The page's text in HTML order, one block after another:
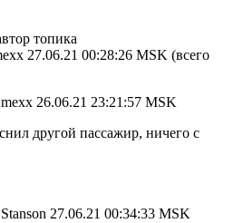
топика
27.06.21 00:28:26 MSK (всего
26.06.21 23:21:57 MSK
другой пассажир, ничего с
27.06.21 00:34:33 MSK